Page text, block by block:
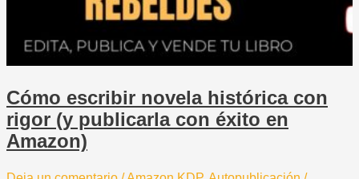
Cómo escribir novela histórica con
rigor (y publicarla con éxito en
Amazon)